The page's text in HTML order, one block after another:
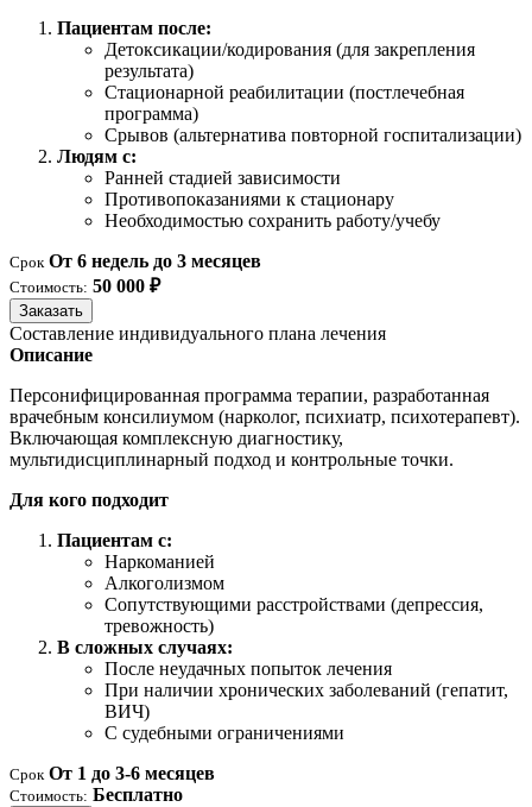
Пациентам после:
Детоксикации/кодирования (для закрепления
результата)
Стационарной реабилитации (постлечебная
программа)
Срывов (альтернатива повторной госпитализации)
Людям с:
Ранней стадией зависимости
Противопоказаниями к стационару
Необходимостью сохранить работу/учебу
Срок От 6 недель до 3 месяцев
Стоимость: 50 000 ₽
Заказать
Составление индивидуального плана лечения
Описание
Персонифицированная программа терапии, разработанная
врачебным консилиумом (нарколог, психиатр, психотерапевт).
Включающая комплексную диагностику,
мультидисциплинарный подход и контрольные точки.
Для кого подходит
Пациентам с:
Наркоманией
Алкоголизмом
Сопутствующими расстройствами (депрессия,
тревожность)
В сложных случаях:
После неудачных попыток лечения
При наличии хронических заболеваний (гепатит,
ВИЧ)
С судебными ограничениями
Срок От 1 до 3-6 месяцев
Стоимость: Бесплатно